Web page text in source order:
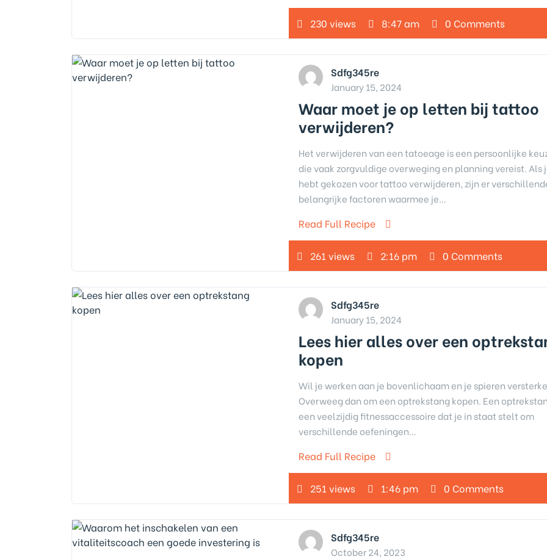
230 views 8:47 am 0 Comments
Sdfg345re
January 15, 2024
Waar moet je op letten bij tattoo
verwijderen?
Het verwijderen van een tatoeage is een persoonlijke
die vaak zorgvuldige overweging en planning vereist. Als
hebt gekozen voor tattoo verwijderen, zijn er
belangrijke factoren waarmee je…
Read Full Recipe
261 views 2:16 pm 0 Comments
Sdfg345re
January 15, 2024
Lees hier alles over een
kopen
Wil je werken aan je bovenlichaam en je spieren
Overweeg dan om een optrekstang kopen. Een
een veelzijdig fitnessaccessoire dat je in staat stelt om
verschillende oefeningen…
Read Full Recipe
251 views 1:46 pm 0 Comments
Sdfg345re
October 24, 2023